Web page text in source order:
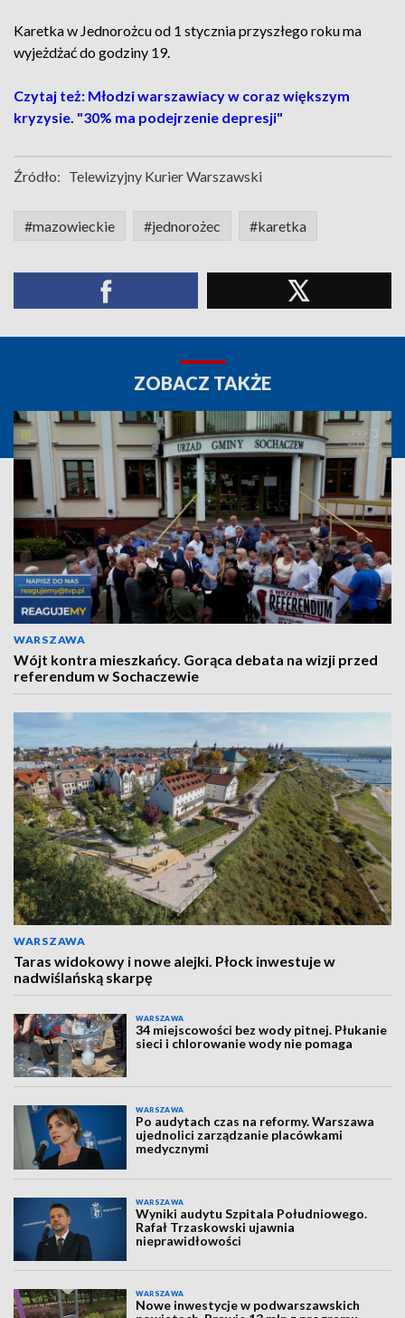
Karetka w Jednorożcu od 1 stycznia przyszłego roku ma
wyjeżdżać do godziny 19.
Czytaj też: Młodzi warszawiacy w coraz większym
kryzysie. "30% ma podejrzenie depresji"
Źródło: Telewizyjny Kurier Warszawski
#mazowieckie #jednorożec #karetka
ZOBACZ TAKŻE
WARSZAWA
Wójt kontra mieszkańcy. Gorąca debata na wizji przed
referendum w Sochaczewie
WARSZAWA
Taras widokowy i nowe alejki. Płock inwestuje w
nadwiślańską skarpę
WARSZAWA
34 miejscowości bez wody pitnej. Płukanie
sieci i chlorowanie wody nie pomaga
WARSZAWA
Po audytach czas na reformy. Warszawa
ujednolici zarządzanie placówkami
medycznymi
WARSZAWA
Wyniki audytu Szpitala Południowego.
Rafał Trzaskowski ujawnia
nieprawidłowości
WARSZAWA
Nowe inwestycje w podwarszawskich